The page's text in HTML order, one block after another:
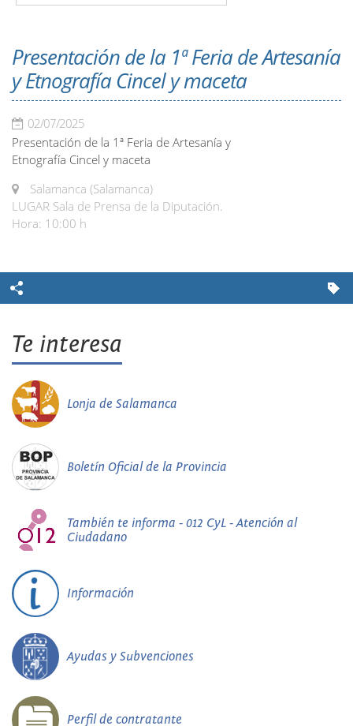
Presentación de la 1ª Feria de Artesanía
y Etnografía Cincel y maceta
02/07/2025
Presentación de la 1ª Feria de Artesanía y
Etnografía Cincel y maceta
Salamanca (Salamanca)
LUGAR Sala de Prensa de la Diputación.
Hora: 10:00 h
Te interesa
Lonja de Salamanca
Boletín Oficial de la Provincia
También te informa - 012 CyL - Atención al
Ciudadano
Información
Ayudas y Subvenciones
Perfil de contratante